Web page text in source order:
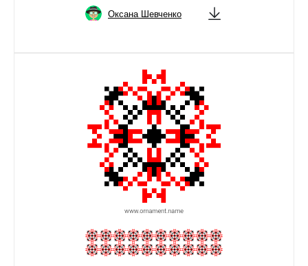
Оксана Шевченко